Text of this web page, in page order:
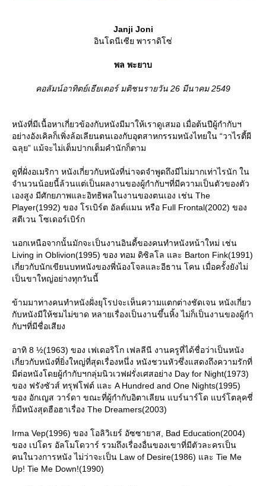
Janji Joni
อินโดนีเซีย พาราดิโซ่
พล พะยาบ
คอลัมน์อาทิตย์เธียเตอร์ มติชนรายวัน 26 มีนาคม 2549
หนังที่มีเนื้อหาเกี่ยวข้องกับหนังมีมาให้เราดูเสมอ เมื่อต้นปีผู้กำกับฯ
อย่างอังเคิลก็เพิ่งล้อเลียนตนเองกับอุตสาหกรรมหนังไทยใน “วาไรตี้ผี
ฉลุย” แม้จะไม่เต็มปากเต็มคำนักก็ตาม
ดูที่ฝั่งอเมริกา หนังเกี่ยวกับหนังที่น่าจดจำพูดถึงมีไม่มากเท่าไรนัก ใน
จำนวนน้อยนี้ล้วนแต่เป็นผลงานของผู้กำกับฯที่มีความเป็นตัวของตัว
เองสูง มีศักยภาพและอิทธิพลในงานของตนเอง เช่น The
Player(1992) ของ โรเบิร์ต อัลต์แมน หรือ Full Frontal(2002) ของ
สตีเวน โซเดอร์เบิร์ก
นอกเหนือจากนั้นมักจะเป็นงานอินดี้ของคนทำหนังหน้าใหม่ เช่น
Living in Oblivion(1995) ของ ทอม ดิซิลโล และ Barton Fink(1991)
เกี่ยวกับนักเขียนบทหนังของพี่น้องโจลและอีธาน โคน เมื่อครั้งยังไม่
เป็นขาใหญ่อย่างทุกวันนี้
ข้ามมาทางคนทำหนังฝั่งยุโรปจะเห็นความแตกต่างชัดเจน หนังเกี่ยว
กับหนังมีให้ชมไม่ขาด หลายเรื่องเป็นงานขึ้นหิ้ง ไม่ก็เป็นงานของผู้กำ
กับฯที่มีชื่อเสียง
อาทิ 8 ½(1963) ของ เฟเดอริโก เฟลลีนี งานครูที่ได้ชื่อว่าเป็นหนัง
เกี่ยวกับหนังที่ยิ่งใหญ่ที่สุดเรื่องหนึ่ง หนังชวนหัวซึ่งแสดงถึงความรักที่
มีต่อหนังโดยผู้กำกับฯกลุ่มนิวเวฟฝรั่งเศสอย่าง Day for Night(1973)
ของ ฟรังซัวส์ ทรุฟโฟต์ และ A Hundred and One Nights(1995)
ของ อักเญส วาร์ดา ขณะที่ผู้กำกับอิตาเลียน แบร์นาร์โด แบร์โตลุคชี่
ก็มีหนังสุดฮือฮาเรื่อง The Dreamers(2003)
Irma Vep(1996) ของ โอลิวิเยร์ อัซซายาส, Bad Education(2004)
ของ เปโดร อัลโมโดวาร์ รวมถึงเรื่องอื่นของเขาที่มีตัวละครเป็น
คนในวงการหนัง ไม่ว่าจะเป็น Law of Desire(1986) และ Tie Me
Up! Tie Me Down!(1990)